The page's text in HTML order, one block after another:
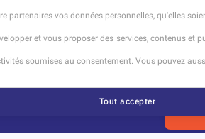
Dernière mise à jour
vos données personnelles, qu'elles
et vous proposer des services, contenus et
soumises au consentement. Vous pouvez
Tout accepter